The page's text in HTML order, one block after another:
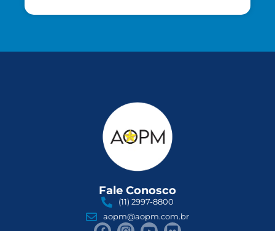
Fale Conosco
(11) 2997-8800
aopm@aopm.com.br